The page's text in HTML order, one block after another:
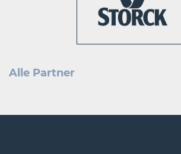
Alle Partner